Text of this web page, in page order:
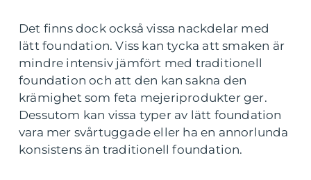
Det finns dock också vissa nackdelar med
lätt foundation. Viss kan tycka att smaken är
mindre intensiv jämfört med traditionell
foundation och att den kan sakna den
krämighet som feta mejeriprodukter ger.
Dessutom kan vissa typer av lätt foundation
vara mer svårtuggade eller ha en annorlunda
konsistens än traditionell foundation.